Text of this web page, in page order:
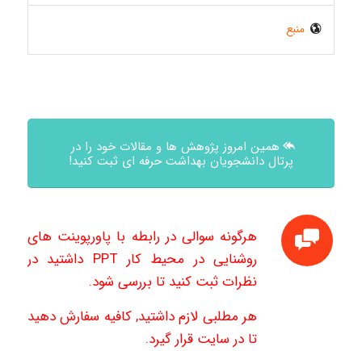
منبع
همین امروز پژوهش ها و مقالات خود را در
پرتال دانشجویان بهداشت حرفه ای ثبت کنید!
هرگونه سوالی در رابطه با پاورپوینت های
روشنایی در محیط کار PPT داشتید در
نظرات ثبت کنید تا بررسی شود.
هر مطلبی لازم داشتید, کافیه سفارش دهید
تا در سایت قرار گیرد.